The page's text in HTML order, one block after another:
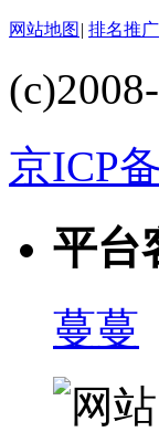
网站地图 | 排名推广
京ICP
平台
蔓蔓